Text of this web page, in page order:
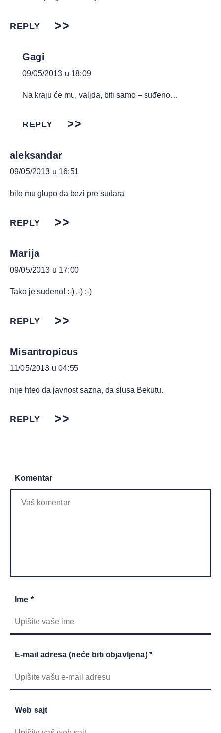
REPLY
Gagi
09/05/2013 u 18:09
Na kraju će mu, valjda, biti samo – suđeno…
REPLY
aleksandar
09/05/2013 u 16:51
bilo mu glupo da bezi pre sudara
REPLY
Marija
09/05/2013 u 17:00
Tako je suđeno! :-) .-) :-)
REPLY
Misantropicus
11/05/2013 u 04:55
nije hteo da javnost sazna, da slusa Bekutu.
REPLY
Komentar
Ime *
E-mail adresa (neće biti objavljena) *
Web sajt